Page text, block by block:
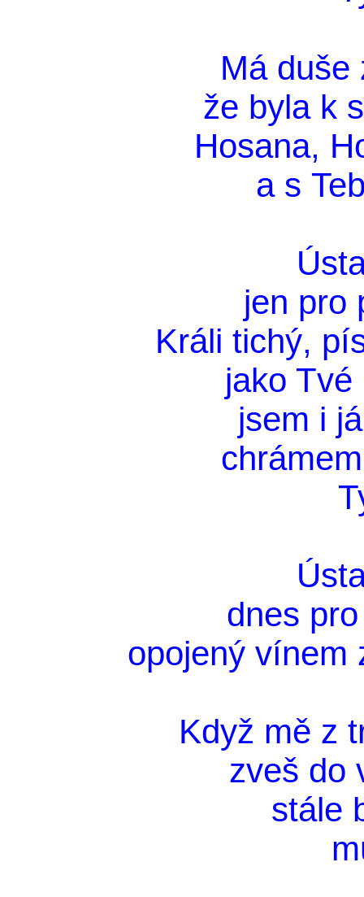
Má duše
že byla k
Hosana,
a s
jen pro
Králi tichý,
jako
jsem i
dnes
opojený vínem
Když mě z
zveš do
stále